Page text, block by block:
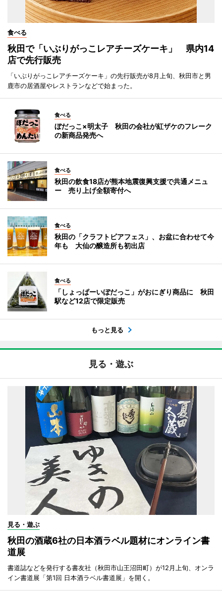
食べる
秋田で「いぶりがっこレアチーズケーキ」 県内14
店で先行販売
「いぶりがっこレアチーズケーキ」の先行販売が8月上旬、秋田市と男
鹿市の居酒屋やレストランなどで始まった。
食べる
ぼだっこ×明太子 秋田の会社が紅ザケのフレーク
の新商品発売へ
食べる
秋田の飲食18店が熊本地震復興支援で共通メニュ
ー 売り上げ全額寄付へ
食べる
秋田の「クラフトビアフェス」、お盆に合わせて今
年も 大仙の醸造所も初出店
食べる
「しょっぱーいぼだっこ」がおにぎり商品に 秋田
駅など12店で限定販売
もっと見る
見る・遊ぶ
見る・遊ぶ
秋田の酒蔵6社の日本酒ラベル題材にオンライン書
道展
書道誌などを発行する書友社（秋田市山王沼田町）が12月上旬、オンラ
イン書道展「第1回 日本酒ラベル書道展」を開く。